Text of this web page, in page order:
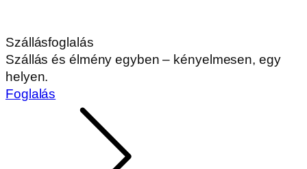
Szállásfoglalás
Szállás és élmény egyben – kényelmesen, egy
helyen.
Foglalás